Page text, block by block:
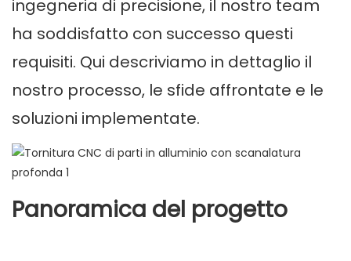
ingegneria di precisione, il nostro team
ha soddisfatto con successo questi
requisiti. Qui descriviamo in dettaglio il
nostro processo, le sfide affrontate e le
soluzioni implementate.
Panoramica del progetto